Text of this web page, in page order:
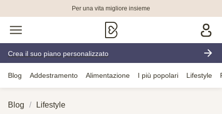
Per una vita migliore insieme
Crea il suo piano personalizzato
Blog Addestramento Alimentazione I più popolari Lifestyle
Blog Lifestyle